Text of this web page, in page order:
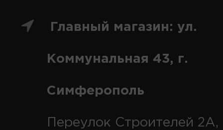
Главный магазин: ул.
Коммунальная 43, г.
Симферополь
Переулок Строителей 2А,